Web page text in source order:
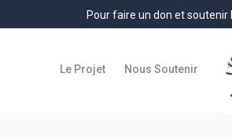
Pour faire un don et soutenir
Le Projet Nous Soutenir